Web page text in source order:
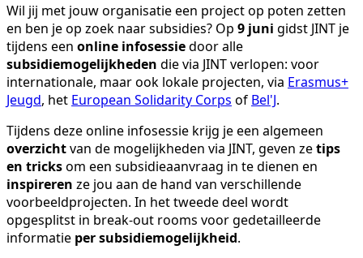
Wil jij met jouw organisatie een project op poten zetten
en ben je op zoek naar subsidies? Op 9 juni gidst JINT je
tijdens een online infosessiedoor alle
subsidiemogelijkheden die via JINT verlopen: voor
internationale, maar ook lokale projecten, via Erasmus+
Jeugd, het European Solidarity Corps of Bel'J.
Tijdens deze online infosessie krijg je een algemeen
overzichtvan de mogelijkheden via JINT, geven zetips
en tricksom een subsidieaanvraag in te dienen en
inspireren ze jou aan de hand van verschillende
voorbeeldprojecten. In het tweede deel wordt
opgesplitst in break-out rooms voor gedetailleerde
informatie per subsidiemogelijkheid.